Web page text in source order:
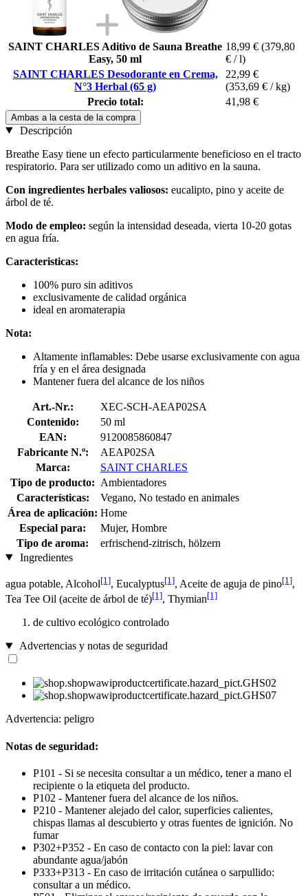
SAINT CHARLES Aditivo de Sauna Breathe
Easy, 50 ml
18,99 € (379,80
€ / l)
SAINT CHARLES Desodorante en Crema,
N°3 Herbal (65 g)
22,99 €
(353,69 € / kg)
Precio total:
41,98 €
Ambas a la cesta de la compra
Descripción
Breathe Easy tiene un efecto particularmente beneficioso en el tracto
respiratorio. Para ser utilizado como un aditivo en la sauna.
Con ingredientes herbales valiosos: eucalipto, pino y aceite de
árbol de té.
Modo de empleo: según la intensidad deseada, vierta 10-20 gotas
en agua fría.
Caracteristicas:
100% puro sin aditivos
exclusivamente de calidad orgánica
ideal en aromaterapia
Nota:
Altamente inflamables: Debe usarse exclusivamente con agua
fría y en el área designada
Mantener fuera del alcance de los niños
Art.-Nr.:
XEC-SCH-AEAP02SA
Contenido:
50 ml
EAN:
9120085860847
Fabricante N.º:
AEAP02SA
Marca:
SAINT CHARLES
Tipo de producto: Ambientadores
Características:
Vegano, No testado en animales
Área de aplicación: Home
Especial para:
Mujer, Hombre
Tipo de aroma:
erfrischend-zitrisch, hölzern
Ingredientes
agua potable, Alcohol[1], Eucalyptus[1], Aceite de aguja de pino[1],
Tea Tee Oil (aceite de árbol de té)[1], Thymian[1]
de cultivo ecológico controlado
Advertencias y notas de seguridad
Advertencia: peligro
Notas de seguridad:
P101 - Si se necesita consultar a un médico, tener a mano el
recipiente o la etiqueta del producto.
P102 - Mantener fuera del alcance de los niños.
P210 - Mantener alejado del calor, superficies calientes,
chispas llamas al descubierto y otras fuentes de ignición. No
fumar
P302+P352 - En caso de contacto con la piel: lavar con
abundante agua/jabón
P333+P313 - En caso de irritación cutánea o sarpullido:
consultar a un médico.